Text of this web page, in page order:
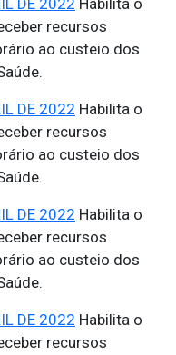
DE 2022 Habilita o
recursos
ao custeio dos
DE 2022 Habilita o
recursos
ao custeio dos
DE 2022 Habilita o
recursos
ao custeio dos
DE 2022 Habilita o
recursos